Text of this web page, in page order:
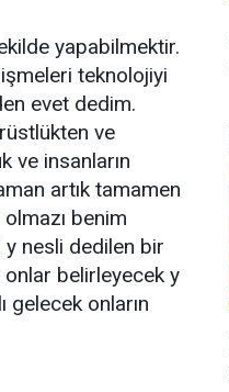
yapabilmektir.
teknolojiyi
evet dedim.
ve
ve insanların
artık tamamen
olmazı benim
nesli dedilen bir
onlar belirleyecek y
gelecek onların